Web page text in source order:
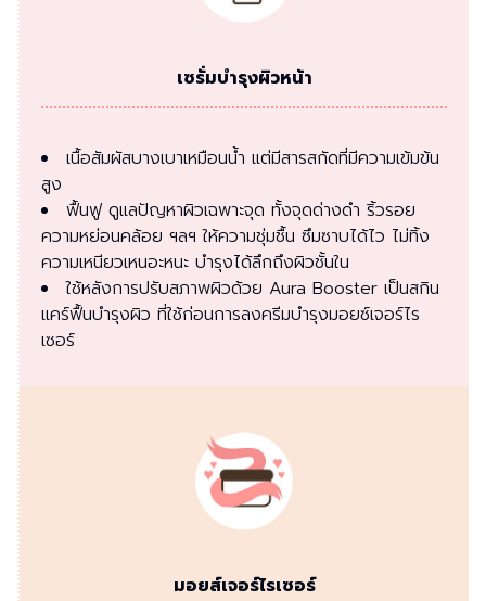
เซรั่มบำรุงผิวหน้า
เนื้อสัมผัสบางเบาเหมือนน้ำ แต่มีสารสกัดที่มีความเข้มข้น
สูง
ฟื้นฟู ดูแลปัญหาผิวเฉพาะจุด ทั้งจุดด่างดำ ริ้วรอย
ความหย่อนคล้อย ฯลฯ ให้ความชุ่มชื้น ซึมซาบได้ไว ไม่ทิ้ง
ความเหนียวเหนอะหนะ บำรุงได้ลึกถึงผิวชั้นใน
ใช้หลังการปรับสภาพผิวด้วย Aura Booster เป็นสกิน
แคร์ฟื้นบำรุงผิว ที่ใช้ก่อนการลงครีมบำรุงมอยซ์เจอร์ไร
เซอร์
มอยส์เจอร์ไรเซอร์